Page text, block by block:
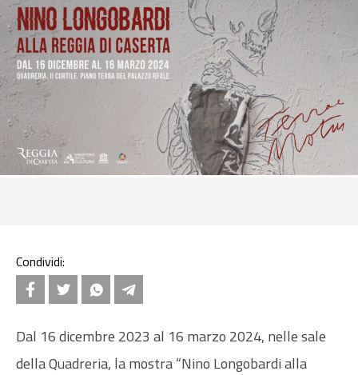
Condividi:
Dal 16 dicembre 2023 al 16 marzo 2024, nelle sale
della Quadreria, la mostra “Nino Longobardi alla